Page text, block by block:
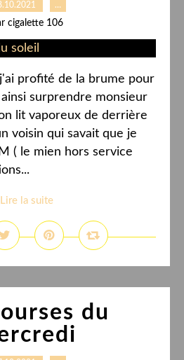
…
cigalette 106
profité de la brume pour
surprendre monsieur
lit vaporeux de derrière
voisin qui savait que je
( le mien hors service
Lire la suite
du